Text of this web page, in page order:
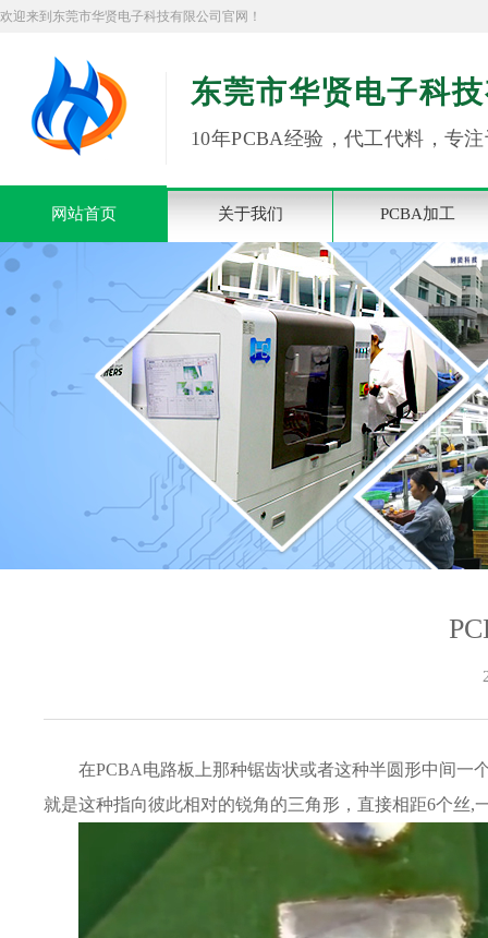
欢迎来到东莞市华贤电子科技有限公司官网！
东莞市华贤电子科
10年PCBA经验，代工代料，专
网站首页 关于我们 PCBA加工
在PCBA电路板上那种锯齿状或者这种半圆形中间一
就是这种指向彼此相对的锐角的三角形，直接相距6个丝,